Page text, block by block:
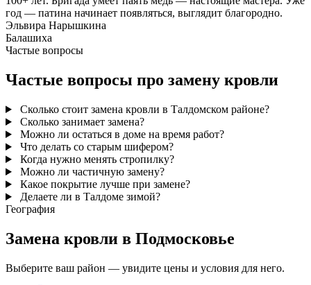
год — патина начинает появляться, выглядит благородно.
Эльвира Нарышкина
Балашиха
Частые вопросы
Частые вопросы про замену кровли
Сколько стоит замена кровли в Талдомском районе?
Сколько занимает замена?
Можно ли остаться в доме на время работ?
Что делать со старым шифером?
Когда нужно менять стропилку?
Можно ли частичную замену?
Какое покрытие лучше при замене?
Делаете ли в Талдоме зимой?
География
Замена кровли в Подмосковье
Выберите ваш район — увидите цены и условия для него.